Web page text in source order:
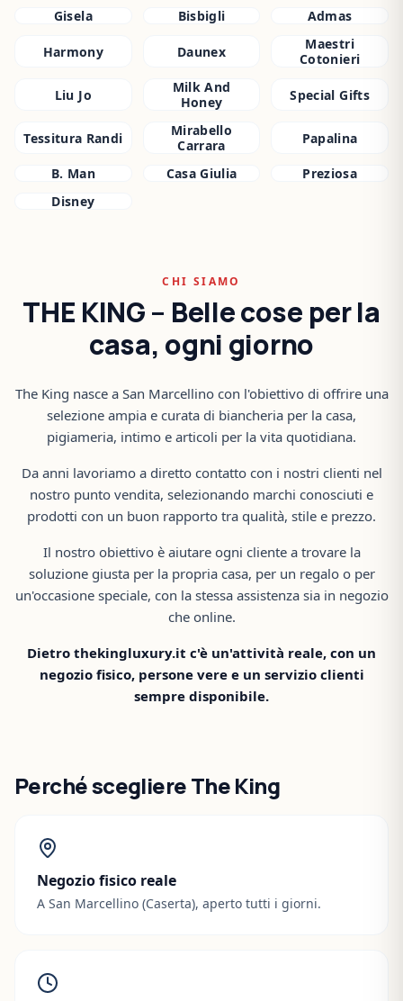
Gisela Bisbigli Admas
Harmony Daunex
Maestri
Cotonieri
Liu Jo
Milk And
Honey
Special Gifts
Tessitura Randi
Mirabello
Carrara
Papalina
B. Man Casa Giulia
Preziosa
Disney
CHI SIAMO
THE KING – Belle cose per la
casa, ogni giorno
The King nasce a San Marcellino con l'obiettivo di offrire una
selezione ampia e curata di biancheria per la casa,
pigiameria, intimo e articoli per la vita quotidiana.
Da anni lavoriamo a diretto contatto con i nostri clienti nel
nostro punto vendita, selezionando marchi conosciuti e
prodotti con un buon rapporto tra qualità, stile e prezzo.
Il nostro obiettivo è aiutare ogni cliente a trovare la
soluzione giusta per la propria casa, per un regalo o per
un'occasione speciale, con la stessa assistenza sia in negozio
che online.
Dietro thekingluxury.it c'è un'attività reale, con un
negozio fisico, persone vere e un servizio clienti
sempre disponibile.
Perché scegliere The King
Negozio fisico reale
A San Marcellino (Caserta), aperto tutti i giorni.